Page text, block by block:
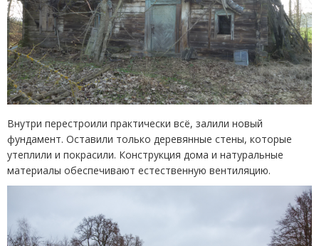
Внутри перестроили практически всё, залили новый
фундамент. Оставили только деревянные стены, которые
утеплили и покрасили. Конструкция дома и натуральные
материалы обеспечивают естественную вентиляцию.